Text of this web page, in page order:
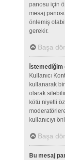
panosu için
mesaj
önlemiş
gerekir.
Başa
Kullanıcı
kullanarak
olarak
kötü niyetli
kullanıcıyı
Başa
Bu mesaj